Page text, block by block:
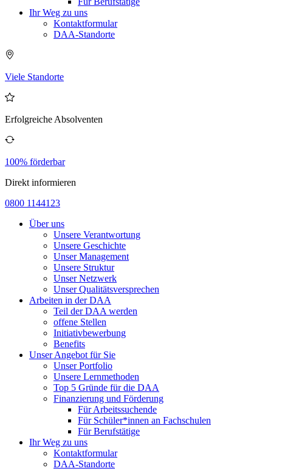
Ihr Weg zu uns
Kontaktformular
DAA-Standorte
Viele Standorte
Erfolgreiche Absolventen
100% förderbar
Direkt informieren
0800 1144123
Über uns
Unsere Verantwortung
Unsere Geschichte
Unser Management
Unsere Struktur
Unser Netzwerk
Unser Qualitätsversprechen
Arbeiten in der DAA
Teil der DAA werden
offene Stellen
Initiativbewerbung
Benefits
Unser Angebot für Sie
Unser Portfolio
Unsere Lernmethoden
Top 5 Gründe für die DAA
Finanzierung und Förderung
Für Arbeitssuchende
Für Schüler*innen an Fachschulen
Für Berufstätige
Ihr Weg zu uns
Kontaktformular
DAA-Standorte